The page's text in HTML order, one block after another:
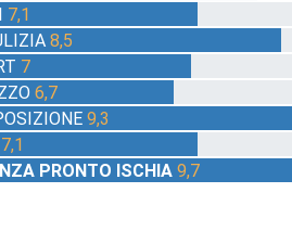
7,1
8,5
7
6,7
9,3
7,1
PRONTO ISCHIA 9,7